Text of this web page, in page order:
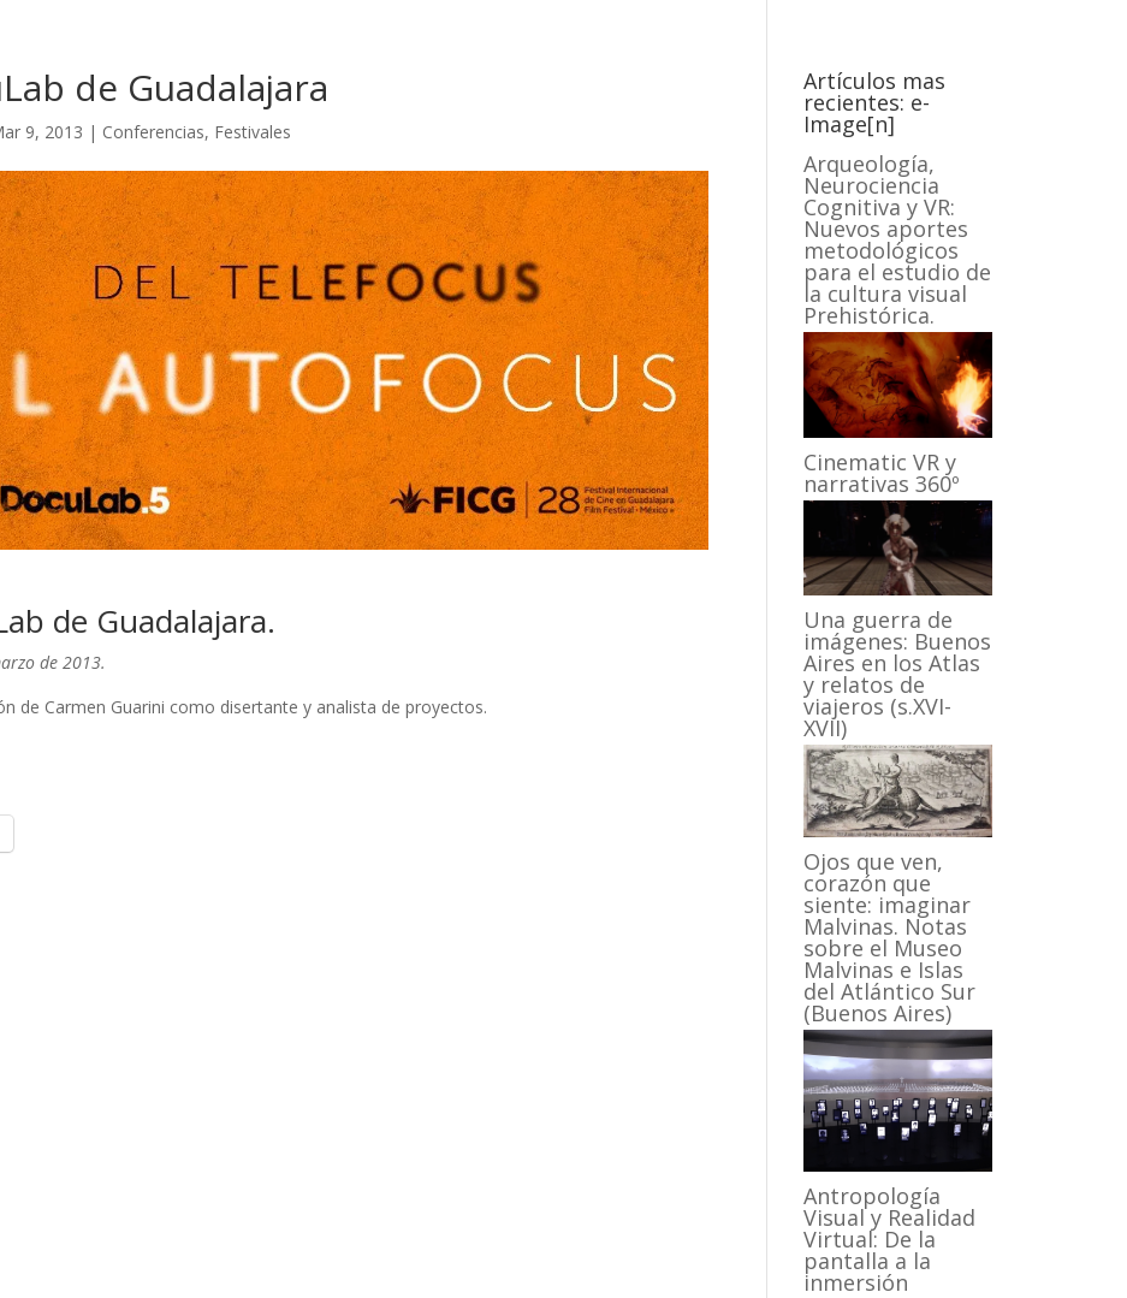
de Guadalajara
9, 2013 | Conferencias, Festivales
de Guadalajara.
de 2013.
de Carmen Guarini como disertante y analista de proyectos.
Artículos mas
recientes: e-
Image[n]
Arqueología,
Neurociencia
Cognitiva y VR:
Nuevos aportes
metodológicos
para el estudio de
la cultura visual
Prehistórica.
Cinematic VR y
narrativas 360º
Una guerra de
imágenes: Buenos
Aires en los Atlas
y relatos de
viajeros (s.XVI-
XVII)
Ojos que ven,
corazón que
siente: imaginar
Malvinas. Notas
sobre el Museo
Malvinas e Islas
del Atlántico Sur
(Buenos Aires)
Antropología
Visual y Realidad
Virtual: De la
pantalla a la
inmersión